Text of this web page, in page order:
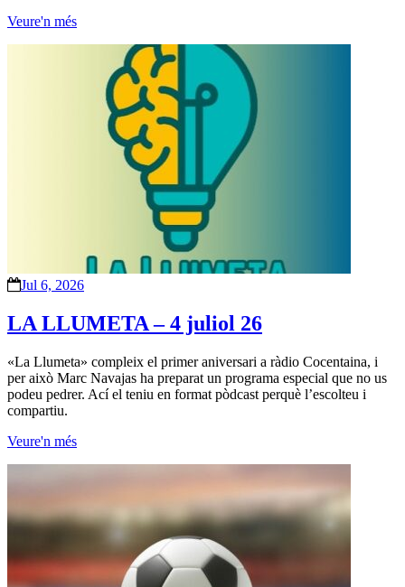
Veure'n més
Jul 6, 2026
LA LLUMETA – 4 juliol 26
«La Llumeta» compleix el primer aniversari a ràdio Cocentaina, i
per això Marc Navajas ha preparat un programa especial que no us
podeu pedrer. Ací el teniu en format pòdcast perquè l’escolteu i
compartiu.
Veure'n més